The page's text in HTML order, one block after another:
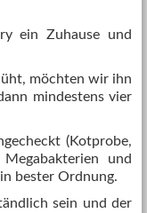
ein Zuhause und
möchten wir ihn
mindestens vier
(Kotprobe,
und
bester Ordnung.
sein und der